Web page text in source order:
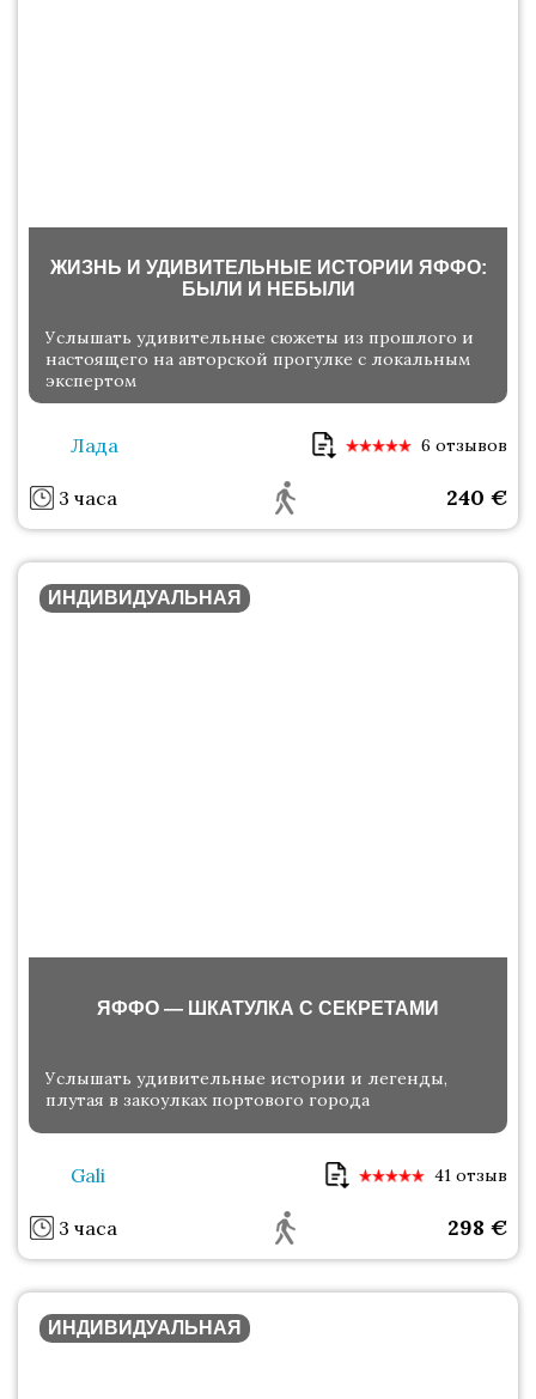
ЖИЗНЬ И УДИВИТЕЛЬНЫЕ ИСТОРИИ ЯФФО:
БЫЛИ И НЕБЫЛИ
Услышать удивительные сюжеты из прошлого и
настоящего на авторской прогулке с локальным
экспертом
Лада 6 отзывов
3 часа 240 €
ИНДИВИДУАЛЬНАЯ
ЯФФО — ШКАТУЛКА С СЕКРЕТАМИ
Услышать удивительные истории и легенды,
плутая в закоулках портового города
Gali 41 отзыв
3 часа 298 €
ИНДИВИДУАЛЬНАЯ